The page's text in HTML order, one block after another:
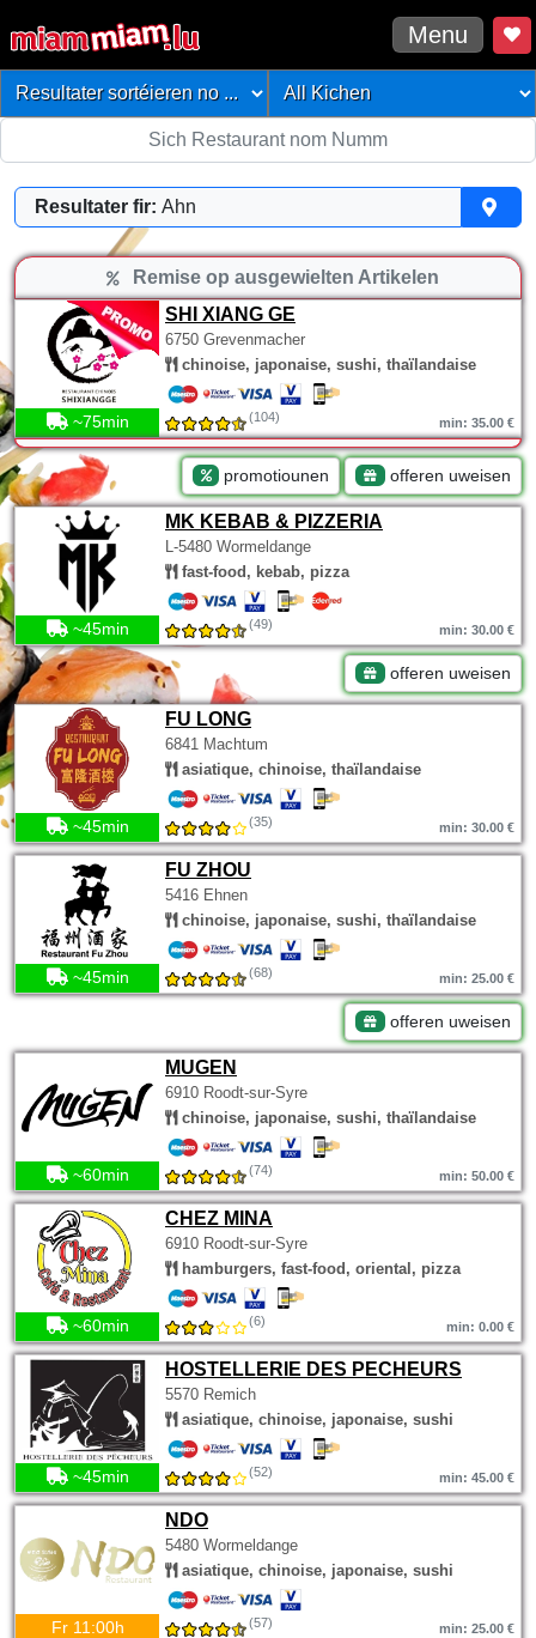
Menu
Resultater fir: Ahn
Remise op ausgewielten Artikelen
SHI XIANG GE
6750 Grevenmacher
chinoise, japonaise, sushi, thaïlandaise
~75min (104) min: 35.00 €
promotiounen offeren uweisen
MK KEBAB & PIZZERIA
L-5480 Wormeldange
fast-food, kebab, pizza
~45min (49) min: 30.00 €
offeren uweisen
FU LONG
6841 Machtum
asiatique, chinoise, thaïlandaise
~45min (35) min: 30.00 €
FU ZHOU
5416 Ehnen
chinoise, japonaise, sushi, thaïlandaise
~45min (68) min: 25.00 €
offeren uweisen
MUGEN
6910 Roodt-sur-Syre
chinoise, japonaise, sushi, thaïlandaise
~60min (74) min: 50.00 €
CHEZ MINA
6910 Roodt-sur-Syre
hamburgers, fast-food, oriental, pizza
~60min (6) min: 0.00 €
HOSTELLERIE DES PECHEURS
5570 Remich
asiatique, chinoise, japonaise, sushi
~45min (52) min: 45.00 €
NDO
5480 Wormeldange
asiatique, chinoise, japonaise, sushi
Fr 11:00h (57) min: 25.00 €